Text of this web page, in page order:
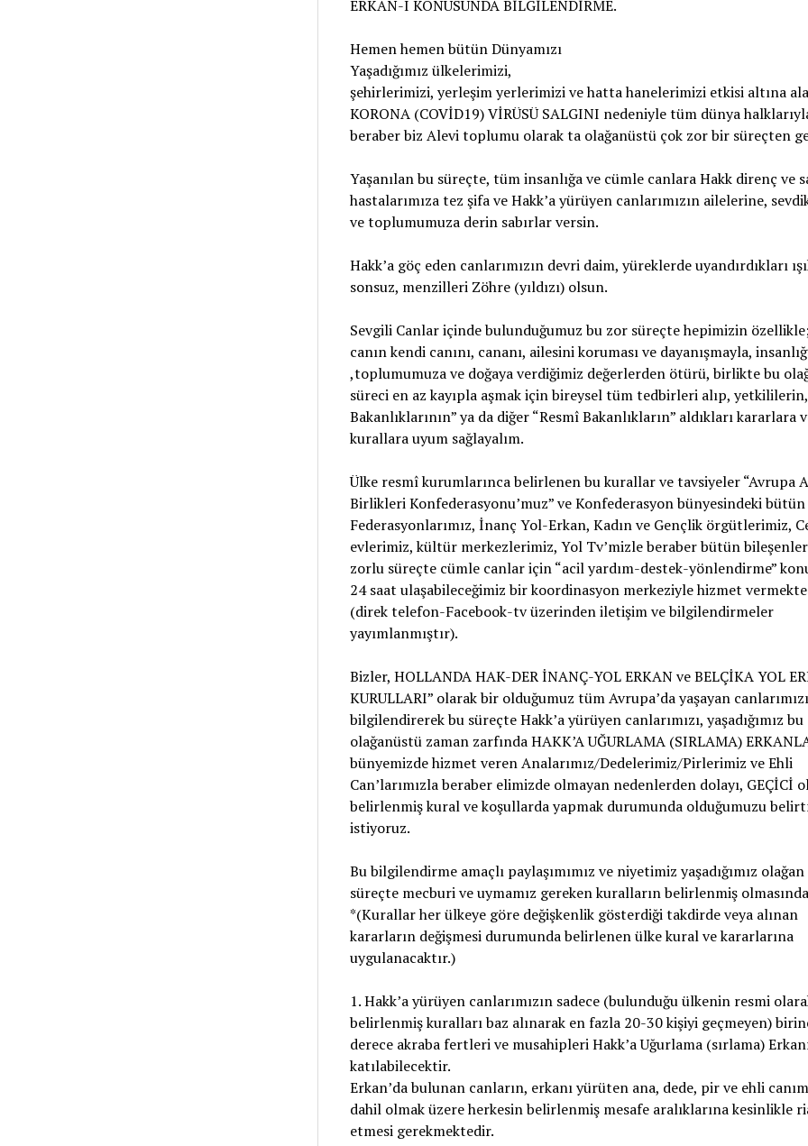
ERKAN-I KONUSUNDA BİLGİLENDİRME.
Hemen hemen bütün Dünyamızı
Yaşadığımız ülkelerimizi,
şehirlerimizi, yerleşim yerlerimizi ve hatta hanelerimizi etkisi altına
KORONA (COVİD19) VİRÜSÜ SALGINI nedeniyle tüm dünya
beraber biz Alevi toplumu olarak ta olağanüstü çok zor bir süreçten
Yaşanılan bu süreçte, tüm insanlığa ve cümle canlara Hakk direnç ve
hastalarımıza tez şifa ve Hakk’a yürüyen canlarımızın ailelerine,
ve toplumumuza derin sabırlar versin.
Hakk’a göç eden canlarımızın devri daim, yüreklerde uyandırdıkları
sonsuz, menzilleri Zöhre (yıldızı) olsun.
Sevgili Canlar içinde bulunduğumuz bu zor süreçte hepimizin
canın kendi canını, cananı, ailesini koruması ve dayanışmayla,
,toplumumuza ve doğaya verdiğimiz değerlerden ötürü, birlikte bu
süreci en az kayıpla aşmak için bireysel tüm tedbirleri alıp, yetkililerin,
Bakanlıklarının” ya da diğer “Resmî Bakanlıkların” aldıkları kararlara
kurallara uyum sağlayalım.
Ülke resmî kurumlarınca belirlenen bu kurallar ve tavsiyeler “Avrupa
Birlikleri Konfederasyonu’muz” ve Konfederasyon bünyesindeki
Federasyonlarımız, İnanç Yol-Erkan, Kadın ve Gençlik örgütlerimiz,
evlerimiz, kültür merkezlerimiz, Yol Tv’mizle beraber bütün
zorlu süreçte cümle canlar için “acil yardım-destek-yönlendirme”
24 saat ulaşabileceğimiz bir koordinasyon merkeziyle hizmet
(direk telefon-Facebook-tv üzerinden iletişim ve bilgilendirmeler
yayımlanmıştır).
Bizler, HOLLANDA HAK-DER İNANÇ-YOL ERKAN ve BELÇİKA YOL
KURULLARI” olarak bir olduğumuz tüm Avrupa’da yaşayan canlarımızı
bilgilendirerek bu süreçte Hakk’a yürüyen canlarımızı, yaşadığımız bu
olağanüstü zaman zarfında HAKK’A UĞURLAMA (SIRLAMA)
bünyemizde hizmet veren Analarımız/Dedelerimiz/Pirlerimiz ve Ehli
Can’larımızla beraber elimizde olmayan nedenlerden dolayı, GEÇİCİ
belirlenmiş kural ve koşullarda yapmak durumunda olduğumuzu
istiyoruz.
Bu bilgilendirme amaçlı paylaşımımız ve niyetimiz yaşadığımız olağan
süreçte mecburi ve uymamız gereken kuralların belirlenmiş
*(Kurallar her ülkeye göre değişkenlik gösterdiği takdirde veya alınan
kararların değişmesi durumunda belirlenen ülke kural ve kararlarına
uygulanacaktır.)
1. Hakk’a yürüyen canlarımızın sadece (bulunduğu ülkenin resmi
belirlenmiş kuralları baz alınarak en fazla 20-30 kişiyi geçmeyen)
derece akraba fertleri ve musahipleri Hakk’a Uğurlama (sırlama)
katılabilecektir.
Erkan’da bulunan canların, erkanı yürüten ana, dede, pir ve ehli
dahil olmak üzere herkesin belirlenmiş mesafe aralıklarına kesinlikle
etmesi gerekmektedir.